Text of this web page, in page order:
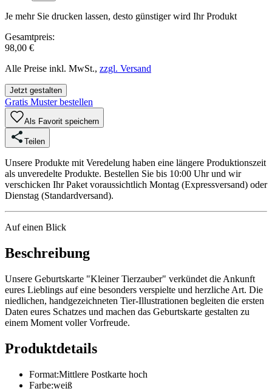
Je mehr Sie drucken lassen, desto günstiger wird Ihr Produkt
Gesamtpreis:
98,00 €
Alle Preise inkl. MwSt., zzgl. Versand
Jetzt gestalten
Gratis Muster bestellen
Als Favorit speichern
Teilen
Unsere Produkte mit Veredelung haben eine längere Produktionszeit
als unveredelte Produkte. Bestellen Sie bis 10:00 Uhr und wir
verschicken Ihr Paket voraussichtlich Montag (Expressversand) oder
Dienstag (Standardversand).
Auf einen Blick
Beschreibung
Unsere Geburtskarte "Kleiner Tierzauber" verkündet die Ankunft
eures Lieblings auf eine besonders verspielte und herzliche Art. Die
niedlichen, handgezeichneten Tier-Illustrationen begleiten die ersten
Daten eures Schatzes und machen das Geburtskarte gestalten zu
einem Moment voller Vorfreude.
Produktdetails
Format:Mittlere Postkarte hoch
Farbe:weiß